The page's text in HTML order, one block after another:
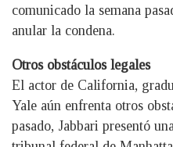
comunicado la semana
anular la condena.
Otros obstáculos legales
El actor de California,
Yale aún enfrenta otros
pasado, Jabbari presentó